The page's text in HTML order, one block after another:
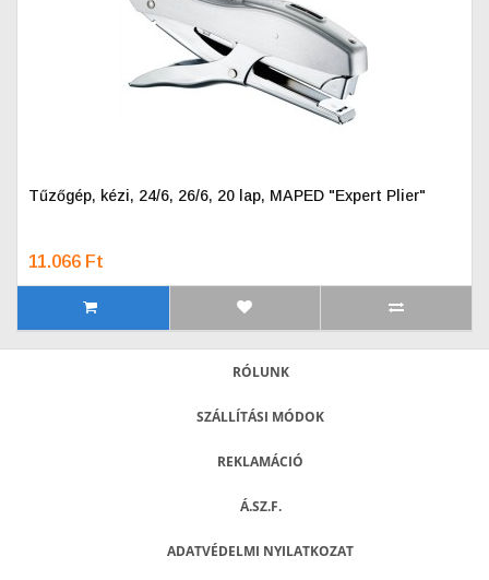
Tűzőgép, kézi, 24/6, 26/6, 20 lap, MAPED "Expert Plier"
11.066 Ft
RÓLUNK
SZÁLLÍTÁSI MÓDOK
REKLAMÁCIÓ
Á.SZ.F.
ADATVÉDELMI NYILATKOZAT